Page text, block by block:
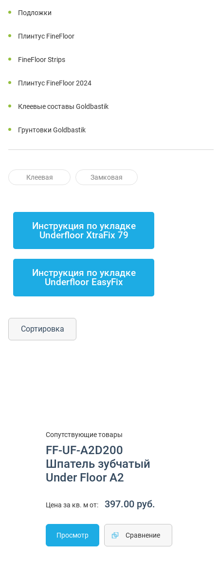
Подложки
Плинтус FineFloor
FineFloor Strips
Плинтус FineFloor 2024
Клеевые составы Goldbastik
Грунтовки Goldbastik
Клеевая Замковая
Инструкция по укладке
Underfloor XtraFix 79
Инструкция по укладке
Underfloor EasyFix
Сортировка
Сопутствующие товары
FF-UF-A2D200
Шпатель зубчатый
Under Floor А2
Цена за кв. м от: 397.00 руб.
Просмотр Cравнение